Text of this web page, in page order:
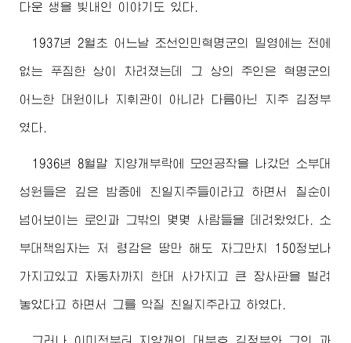
다운 생을 빛내인 이야기도 있다.
1937년 2월초 어느날 조선인민혁명군의 밀영에는 전에
없는 푸짐한 상이 차려졌는데 그 상의 주인은 혁명군의
어느한 대원이나 지휘관이 아니라 다름아닌 지주 김정부
였다.
1936년 8월말 지양개부락에 모연공작을 나갔던 소부대
성원들은 깊은 밤중에 친일지주들이라고 하면서 칠순이
넘어보이는 로인과 그밖의 몇몇 사람들을 데려왔었다. 소
부대책임자는 저 령감은 땅만 해도 자그만치 150정보나
가지고있고 자동차까지 한대 사가지고 큰 장사판을 벌려
놓았다고 하면서 그를 악질 친일지주라고 하였다.
그러나 이미전부터 지양개의 대부호 김정부와 그의 과